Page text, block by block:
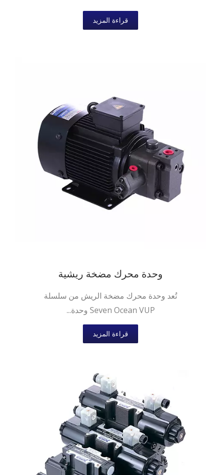
قراءة المزيد
وحدة محرك مضخة ريشية
تُعد وحدة محرك مضخة الريش من سلسلة
Seven Ocean VUP وحدة...
قراءة المزيد